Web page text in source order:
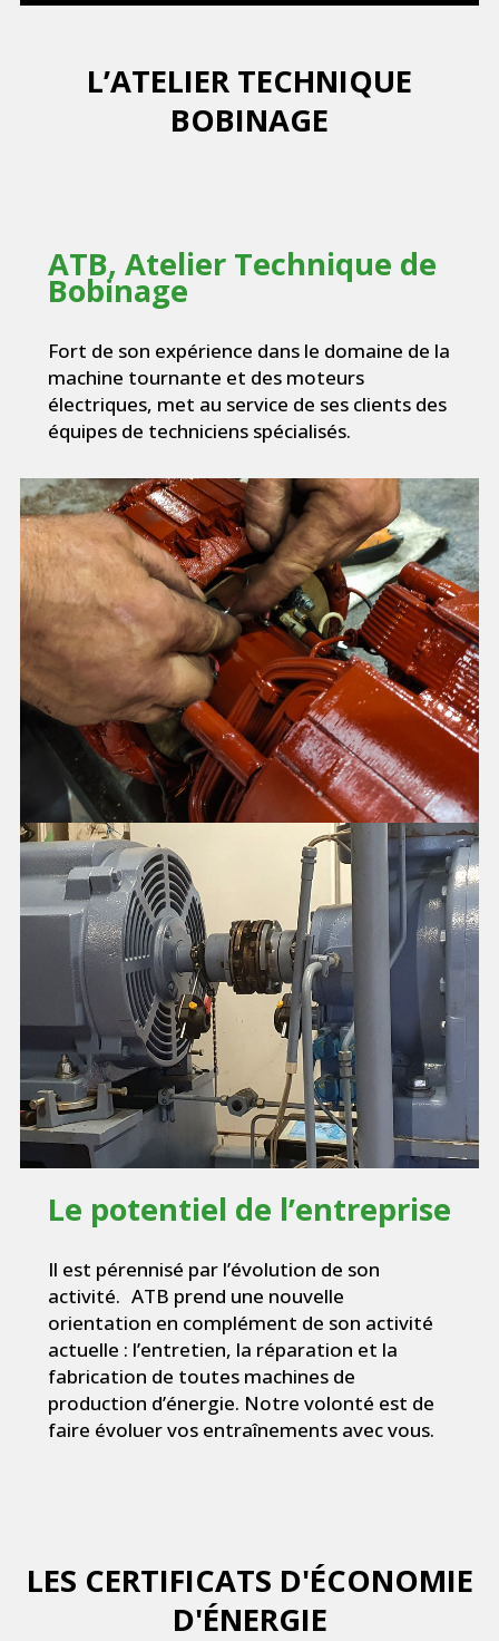
L’ATELIER TECHNIQUE
BOBINAGE
ATB, Atelier Technique de
Bobinage
Fort de son expérience dans le domaine de la
machine tournante et des moteurs
électriques, met au service de ses clients des
équipes de techniciens spécialisés.
Le potentiel de l’entreprise
Il est pérennisé par l’évolution de son
activité. ATB prend une nouvelle
orientation en complément de son activité
actuelle : l’entretien, la réparation et la
fabrication de toutes machines de
production d’énergie. Notre volonté est de
faire évoluer vos entraînements avec vous.
LES CERTIFICATS D'ÉCONOMIE
D'ÉNERGIE